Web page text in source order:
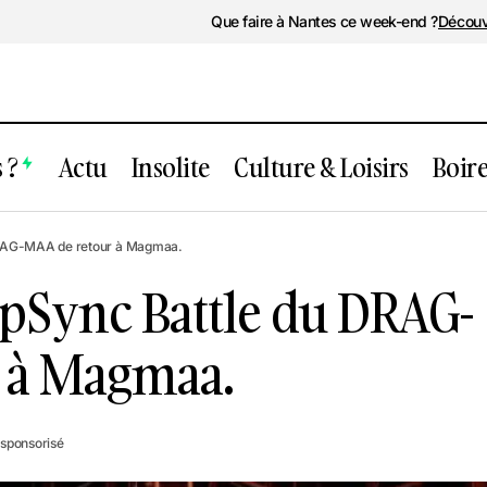
Que faire à Nantes ce week-end ?
Actu Insolite Culture & Loisirs
LipSync Battle du DRAG-MAA
MAA de retour à Magmaa.
Battle du DRAG-
Magmaa.